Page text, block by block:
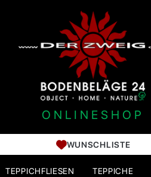
ONLINESHOP
WUNSCHLISTE
TEPPICHFLIESEN TEPPICHE